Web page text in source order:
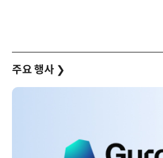
주요 행사 ❯